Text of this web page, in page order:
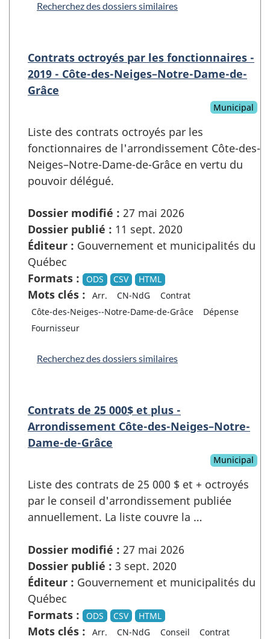
Recherchez des dossiers similaires
Contrats octroyés par les fonctionnaires -
2019 - Côte-des-Neiges–Notre-Dame-de-
Grâce
Municipal
Liste des contrats octroyés par les
fonctionnaires de l'arrondissement Côte-des-
Neiges–Notre-Dame-de-Grâce en vertu du
pouvoir délégué.
Dossier modifié : 27 mai 2026
Dossier publié : 11 sept. 2020
Éditeur : Gouvernement et municipalités du
Québec
Formats :
ODS CSV HTML
Mots clés : Arr. CN-NdG
Contrat
Côte-des-Neiges--Notre-Dame-de-Grâce
Dépense
Fournisseur
Recherchez des dossiers similaires
Contrats de 25 000$ et plus -
Arrondissement Côte-des-Neiges–Notre-
Dame-de-Grâce
Municipal
Liste des contrats de 25 000 $ et + octroyés
par le conseil d'arrondissement publiée
annuellement. La liste couvre la …
Dossier modifié : 27 mai 2026
Dossier publié : 3 sept. 2020
Éditeur : Gouvernement et municipalités du
Québec
Formats :
ODS CSV HTML
Mots clés : Arr. CN-NdG Conseil
Contrat